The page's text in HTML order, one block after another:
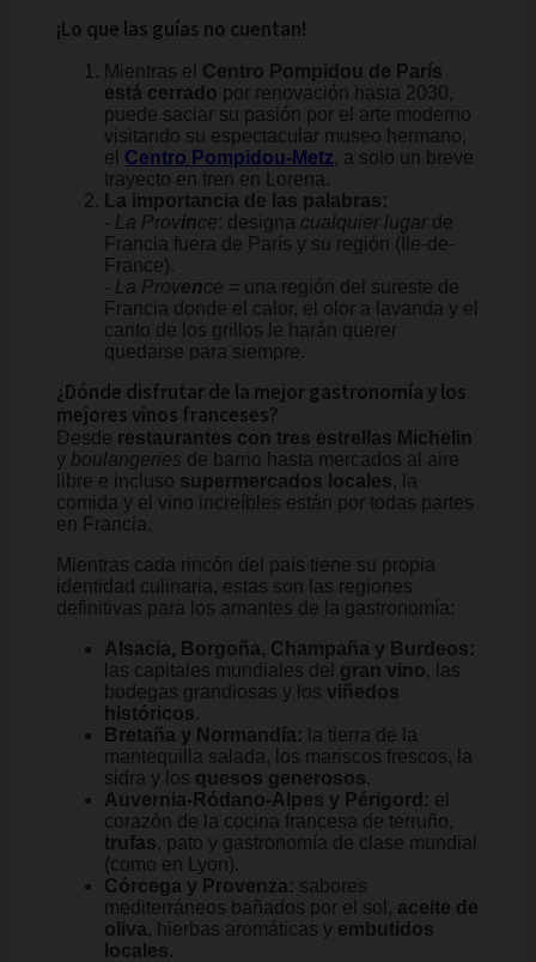
¡Lo que las guías no cuentan!
Mientras el Centro Pompidou de París
está cerrado por renovación hasta 2030,
puede saciar su pasión por el arte moderno
visitando su espectacular museo hermano,
el Centro Pompidou-Metz, a solo un breve
trayecto en tren en Lorena.
La importancia de las palabras:
- La Province: designa cualquier lugar de
Francia fuera de París y su región (Île-de-
France).
- La Provence = una región del sureste de
Francia donde el calor, el olor a lavanda y el
canto de los grillos le harán querer
quedarse para siempre.
¿Dónde disfrutar de la mejor gastronomía y los
mejores vinos franceses?
Desde restaurantes con tres estrellas Michelin
y boulangeries de barrio hasta mercados al aire
libre e incluso supermercados locales, la
comida y el vino increíbles están por todas partes
en Francia.
Mientras cada rincón del país tiene su propia
identidad culinaria, estas son las regiones
definitivas para los amantes de la gastronomía:
Alsacia, Borgoña, Champaña y Burdeos:
las capitales mundiales del gran vino, las
bodegas grandiosas y los viñedos
históricos.
Bretaña y Normandía: la tierra de la
mantequilla salada, los mariscos frescos, la
sidra y los quesos generosos.
Auvernia-Ródano-Alpes y Périgord: el
corazón de la cocina francesa de terruño,
trufas, pato y gastronomía de clase mundial
(como en Lyon).
Córcega y Provenza: sabores
mediterráneos bañados por el sol, aceite de
oliva, hierbas aromáticas y embutidos
locales.